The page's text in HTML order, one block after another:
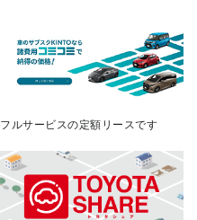
フルサービスの定額リースです